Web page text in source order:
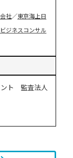
社／東京海上日
ジネスコンサル
ント 監査法人